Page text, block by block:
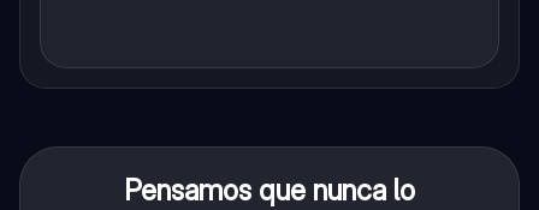
Pensamos que nunca lo